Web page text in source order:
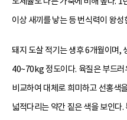
이상 새끼를 낳는 등 번식력이 왕성
돼지 도살 적기는 생후 6개월이며
40~70kg 정도이다. 육질은 부드
비교하여 대체로 희미하고 선홍색
넓적다리는 약간 짙은 색을 보인다